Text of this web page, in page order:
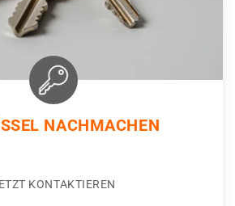
NACHMACHEN
KONTAKTIEREN